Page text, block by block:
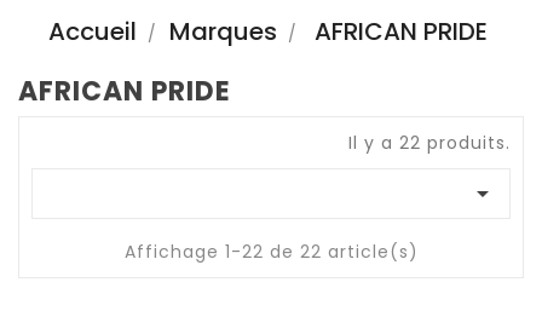
Accueil Marques AFRICAN PRIDE
AFRICAN PRIDE
Il y a 22 produits.

Affichage 1-22 de 22 article(s)